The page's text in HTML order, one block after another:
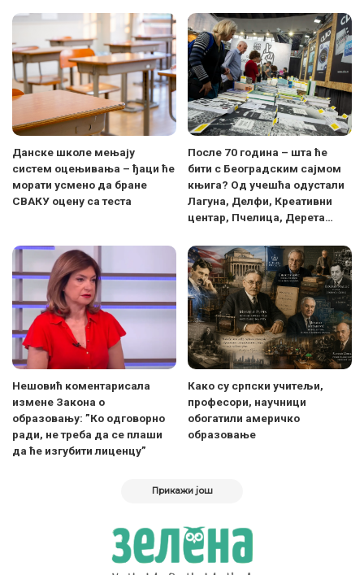
Данске школе мењају
систем оцењивања – ђаци ће
морати усмено да бране
СВАКУ оцену са теста
После 70 година – шта ће
бити с Београдским сајмом
књига? Од учешћа одустали
Лагуна, Делфи, Креативни
центар, Пчелица, Дерета…
Нешовић коментарисала
измене Закона о
образовању: ”Ко одговорно
ради, не треба да се плаши
да ће изгубити лиценцу”
Како су српски учитељи,
професори, научници
обогатили америчко
образовање
Прикажи још